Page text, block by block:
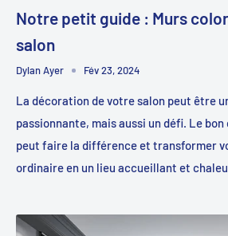
Notre petit guide : Murs
salon
Dylan Ayer Fév 23, 2024
La décoration de votre salon peut être
passionnante, mais aussi un défi. Le
peut faire la différence et transformer
ordinaire en un lieu accueillant et